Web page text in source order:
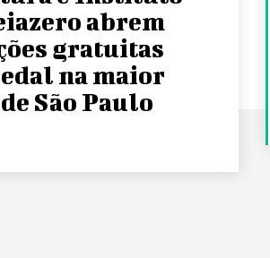
abrem
gratuitas
na maior
São Paulo